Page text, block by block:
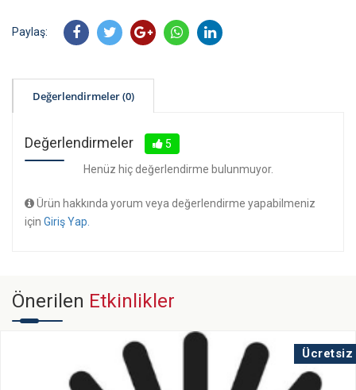
Paylaş:
Değerlendirmeler (0)
Değerlendirmeler
5
Henüz hiç değerlendirme bulunmuyor.
Ürün hakkında yorum veya değerlendirme yapabilmeniz
için Giriş Yap.
Önerilen Etkinlikler
Ücretsiz